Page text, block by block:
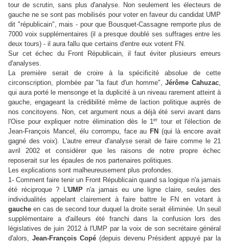
tour de scrutin, sans plus d'analyse. Non seulement les électeurs de
gauche ne se sont pas mobilisés pour voter en faveur du candidat UMP
dit "républicain", mais - pour que Bousquet-Cassagne remporte plus de
7000 voix supplémentaires (il a presque doublé ses suffrages entre les
deux tours) - il aura fallu que certains d'entre eux votent FN.
Sur cet échec du Front Républicain, il faut éviter plusieurs erreurs
d'analyses.
La première serait de croire à la spécificité absolue de cette
circonscription, plombée par "la faut d'un homme",Jérôme Cahuzac,
qui aura porté le mensonge et la duplicité à un niveau rarement atteint à
gauche, engageant la crédibilité même de laction politique auprès de
nos concitoyens. Non, cet argument nous a déjà été servi avant dans
l'Oise pour expliquer notre élimination dès le 1er
tour et l'élection de
Jean-François Mancel, élu corrompu, face au FN (qui là encore avait
gagné des voix). L'autre erreur d'analyse serait de faire comme le 21
avril 2002 et considérer que les raisons de notre propre échec
reposerait sur les épaules de nos partenaires politiques.
Les explications sont malheureusement plus profondes.
1- Comment faire tenir un Front Républicain quand sa logique n'a jamais
été réciproque ? L'UMPn'a jamais eu une ligne claire, seules des
individualités appelant clairement à faire battre le FN en votant à
gauche en cas de second tour duquel la droite serait éliminée. Un seuil
supplémentaire a d'ailleurs été franchi dans la confusion lors des
législatives de juin 2012 à l'UMP par la voix de son secrétaire général
d'alors, Jean-François Copé(depuis devenu Président appuyé par la